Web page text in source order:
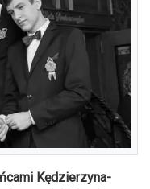
Kędzierzyna-